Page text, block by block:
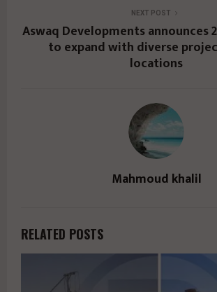
NEXT POST
Aswaq Developments announces
to expand with diverse
locations
Mahmoud khalil
RELATED POSTS